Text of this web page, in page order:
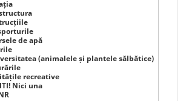
de apă
(animalele și plantele sălbătice)
recreative
Nici una